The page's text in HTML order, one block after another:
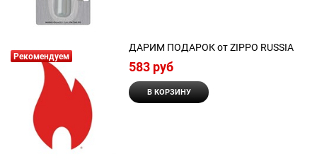
Рекомендуем
ДАРИМ ПОДАРОК от ZIPPO RUSSIA
583 руб
В КОРЗИНУ